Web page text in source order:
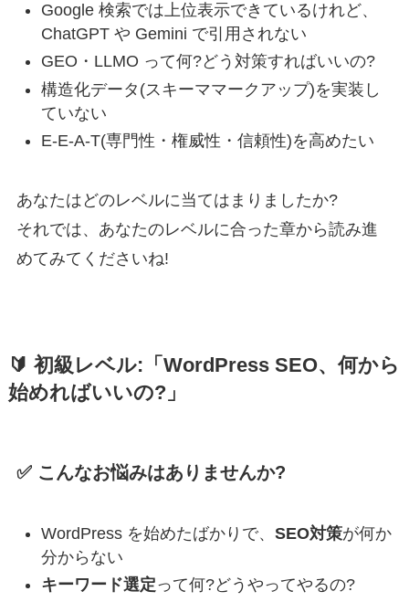
Google 検索では上位表示できているけれど、
ChatGPT や Gemini で引用されない
GEO・LLMO って何?どう対策すればいいの?
構造化データ(スキーママークアップ)を実装し
ていない
E-E-A-T(専門性・権威性・信頼性)を高めたい
あなたはどのレベルに当てはまりましたか?
それでは、あなたのレベルに合った章から読み進
めてみてくださいね!
🔰 初級レベル:「WordPress SEO、何から
始めればいいの?」
✅ こんなお悩みはありませんか?
WordPress を始めたばかりで、 SEO対策が何か
分からない
キーワード選定って何?どうやってやるの?